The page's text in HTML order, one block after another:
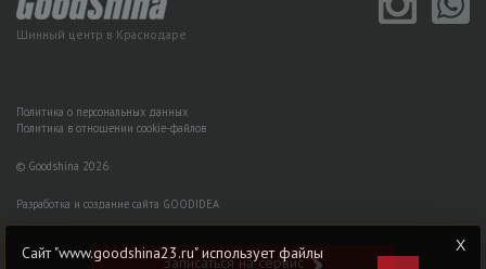
Шинный центр в Краснодаре
Политика о персональных данных
Политика в отношении cookie-файлов
© Goodshina 2026
Разработка и создание сайта GOODIDEA
Записаться на сервис
Сайт "www.goodshina23.ru" использует файлы